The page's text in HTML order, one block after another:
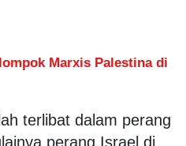
Marxis Palestina di
terlibat dalam perang
perang Israel di